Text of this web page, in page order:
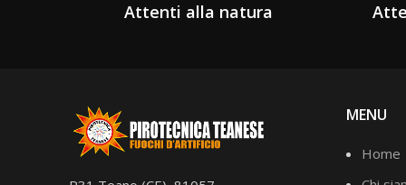
Attenti alla natura
MENU
Home